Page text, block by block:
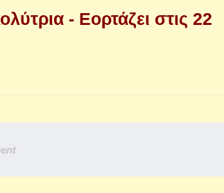
- Εορτάζει στις 22